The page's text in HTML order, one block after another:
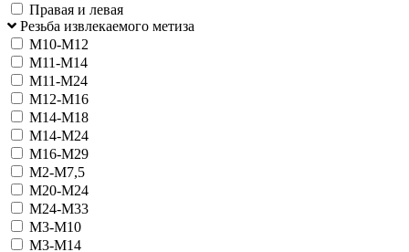
Правая и левая
Резьба извлекаемого метиза
М10-М12
М11-М14
М11-М24
М12-М16
М14-М18
М14-М24
М16-М29
М2-М7,5
М20-М24
М24-М33
М3-М10
М3-М14